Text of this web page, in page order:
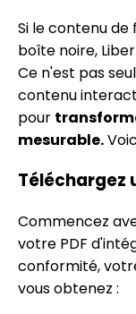
Si le contenu
boîte noire,
Ce n'est pas
contenu
pour
mesurable.
Téléchargez
Commencez
votre PDF
conformité,
vous obtenez :